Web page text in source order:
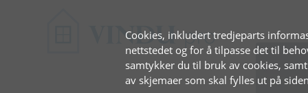
Cookies, inkludert tredjeparts
nettstedet og for å tilpasse det til
samtykker du til bruk av cookies,
av skjemaer som skal fylles ut på